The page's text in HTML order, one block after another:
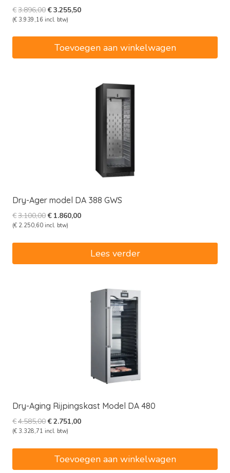
€3.896,00Oorspronkelijke
prijs
€3.255,50Huidige
(€ 3.939,16 incl. btw)
Toevoegen aan winkelwagen
Dry-Ager model DA 388 GWS
€3.100,00Oorspronkelijke
prijs
€ 1.860,00Huidige
€1.860,00.
(€ 2.250,60 incl. btw)
Lees verder
Dry-Aging Rijpingskast Model DA 480
€4.585,00Oorspronkelijke
prijs
€4.585,00.
€2.751,00Huidige
(€ 3.328,71 incl. btw)
Toevoegen aan winkelwagen